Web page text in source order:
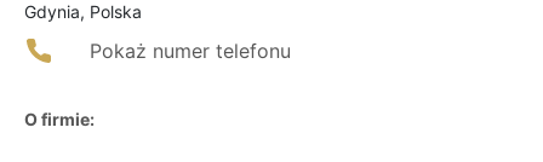
Gdynia, Polska
Pokaż numer telefonu
O firmie: